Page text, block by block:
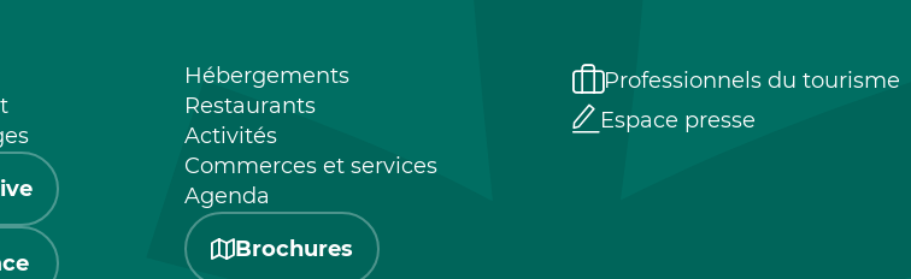
Hébergements
Restaurants
Activités
Commerces et services
Agenda
Brochures
Professionnels du tourisme
Espace presse